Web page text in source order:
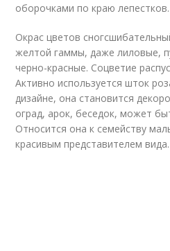
оборочками по краю лепестков.
Окрас цветов
желтой гаммы, даже лиловые,
черно-красные. Соцветие
Активно используется шток
дизайне, она становится
оград, арок, беседок, может
Относится она к семейству
красивым представителем вида.